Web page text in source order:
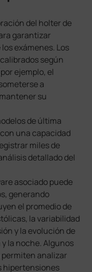
del holter de
garantizar
exámenes. Los
según
ejemplo, el
a
su
de última
una capacidad
miles de
detallado del
asociado puede
generando
el promedio de
la variabilidad
y la evolución de
la noche. Algunos
analizar
hipertensiones